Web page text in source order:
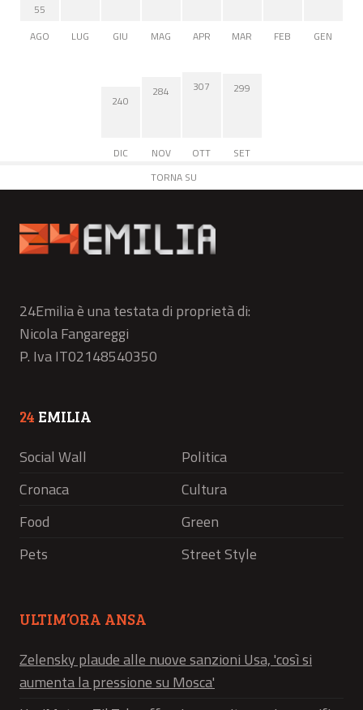
55
AGO
LUG GIU MAG APR MAR FEB GEN
240
DIC
284
NOV
307
OTT
299
SET
TORNA SU
24Emilia è una testata di proprietà di:
Nicola Fangareggi
P. Iva IT02148540350
24 EMILIA
Social Wall
Politica
Cronaca
Cultura
Food
Green
Pets
Street Style
ULTIM’ORA ANSA
Zelensky plaude alle nuove sanzioni Usa, 'così si
aumenta la pressione su Mosca'